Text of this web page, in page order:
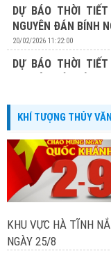
DỰ BÁO THỜI
NGUYÊN ĐÁN BÍNH
20/02/2026 11:22:00
DỰ BÁO THỜI
KHÍ TƯỢNG THỦY VĂN
KHU VỰC HÀ TĨNH
NGÀY 25/8